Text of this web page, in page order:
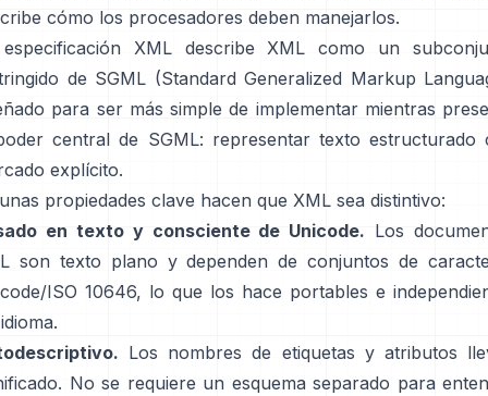
cómo los procesadores deben manejarlos.
XML describe XML como un
de SGML (Standard Generalized Markup
para ser más simple de implementar mientras
central de SGML: representar texto estructurado
explícito.
propiedades clave hacen que XML sea distintivo:
en texto y consciente de Unicode. Los
son texto plano y dependen de conjuntos de
ISO 10646, lo que los hace portables e
Los nombres de etiquetas y atributos
No se requiere un esquema separado para